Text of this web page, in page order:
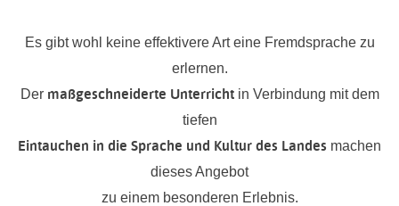
Es gibt wohl keine effektivere Art eine Fremdsprache zu
erlernen.
Der maßgeschneiderte Unterrichtin Verbindung mit dem
tiefen
Eintauchen in die Sprache und Kultur des Landes machen
dieses Angebot
zu einem besonderen Erlebnis.